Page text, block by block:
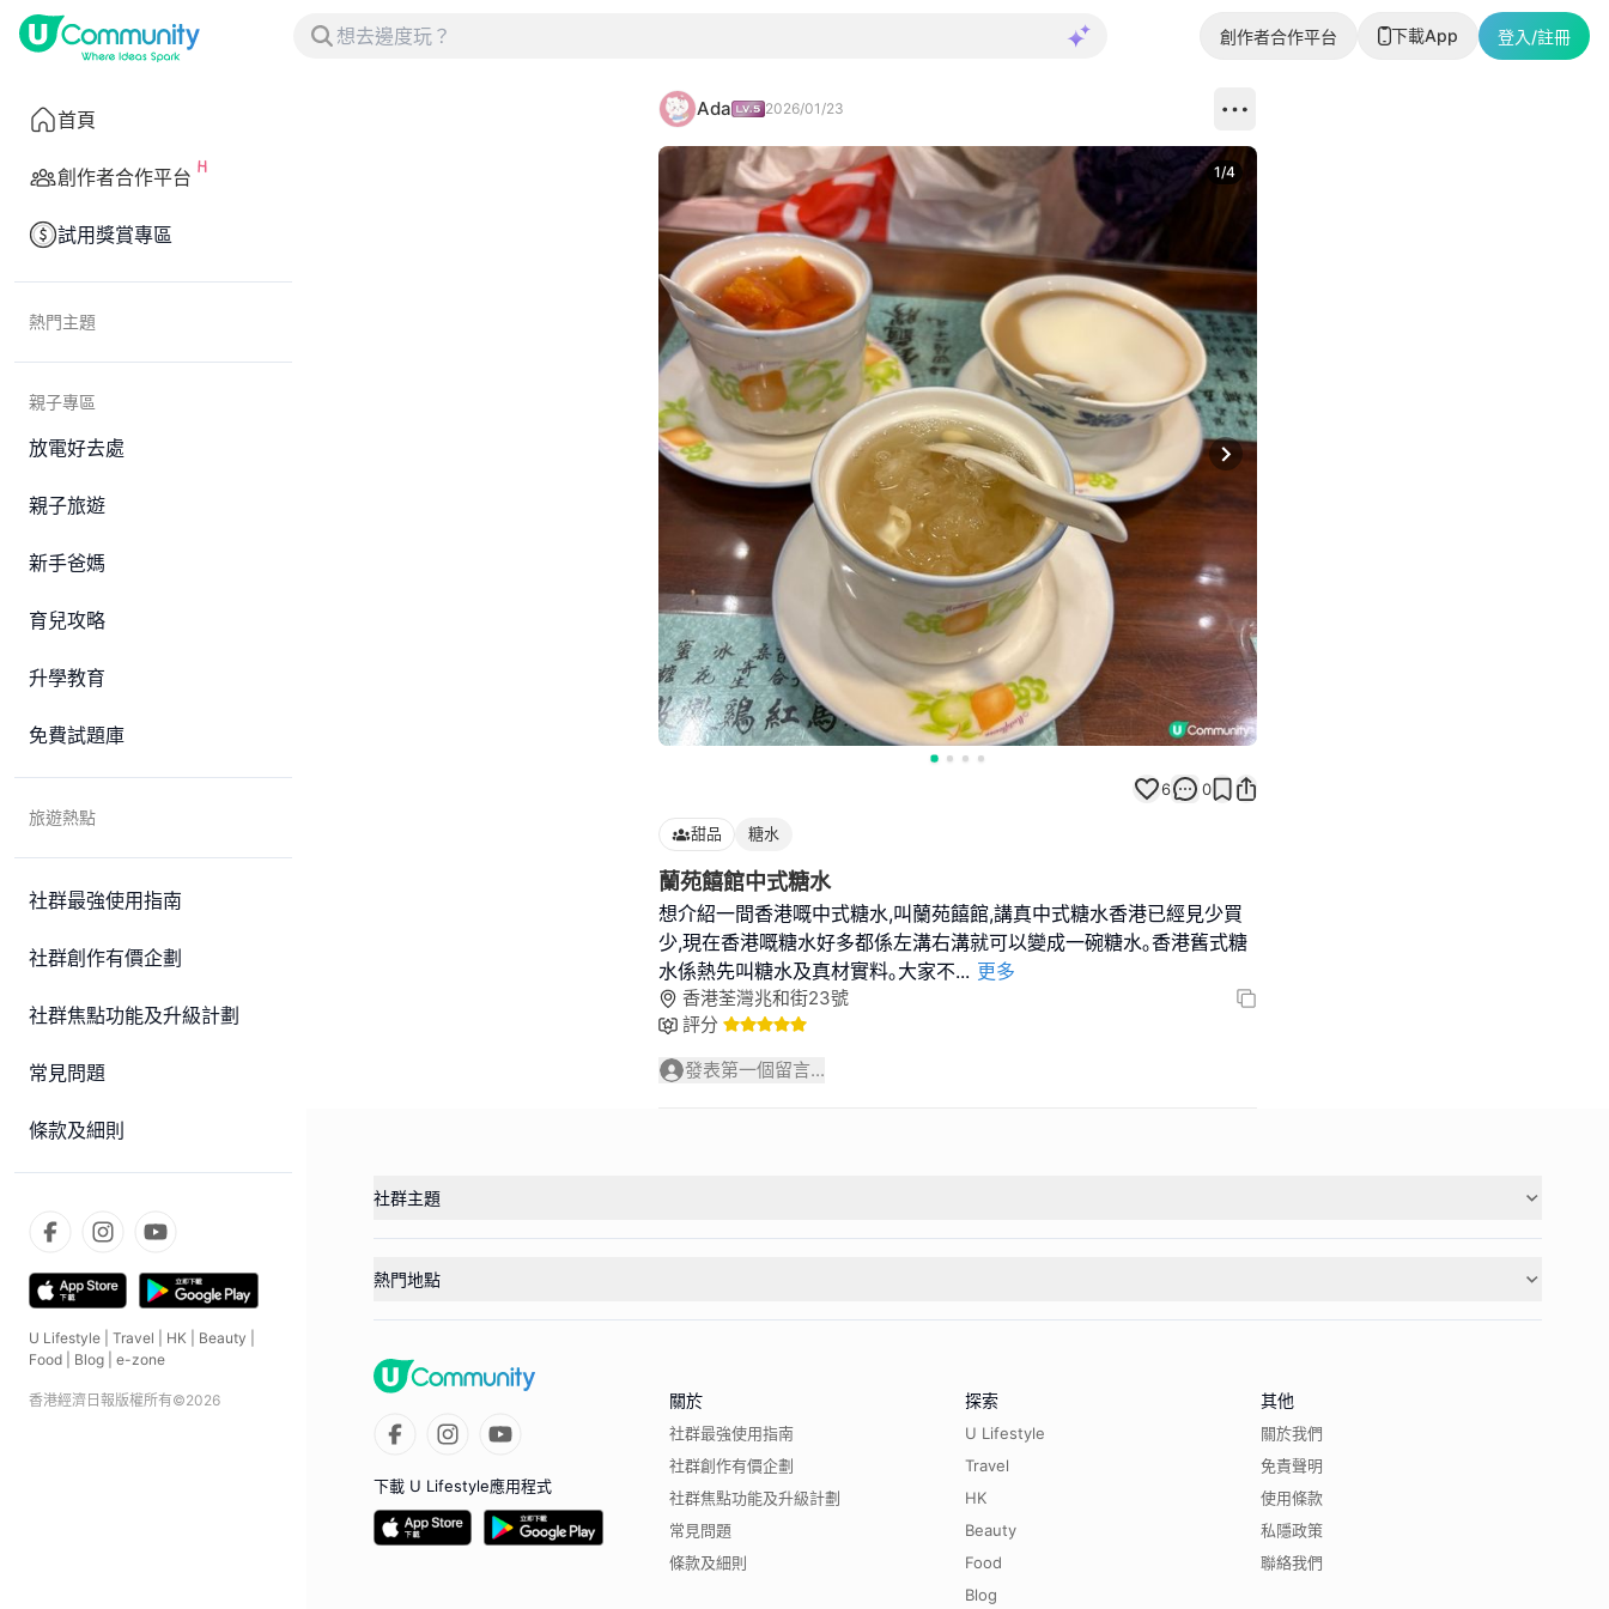
創作者合作平台 下載App 登入/註冊
首頁
創作者合作平台
試用獎賞專區
熱門主題
親子專區
放電好去處
親子旅遊
新手爸媽
育兒攻略
升學教育
免費試題庫
旅遊熱點
社群最強使用指南
社群創作有價企劃
社群焦點功能及升級計劃
常見問題
條款及細則
U Lifestyle Travel HK Beauty
Food
Blog e-zone
香港經濟日報版權所有©2026
Ada 2026/01/23
Next slide
1/4
6 0
甜品 糖水
蘭苑饎館中式糖水
想介紹一間香港嘅中式糖水,叫蘭苑饎館,講真中式糖水香港已經見少買
少,現在香港嘅糖水好多都係左溝右溝就可以變成一碗糖水｡香港舊式糖
水係熱先叫糖水及真材實料｡大家不... 更多
香港荃灣兆和街23號
評分
發表第一個留言...
社群主題
熱門地點
下載 U Lifestyle應用程式
關於
社群最強使用指南
社群創作有價企劃
社群焦點功能及升級計劃
常見問題
條款及細則
探索
U Lifestyle
Travel
HK
Beauty
Food
Blog
其他
關於我們
免責聲明
使用條款
私隱政策
聯絡我們